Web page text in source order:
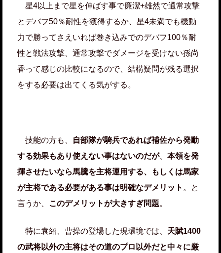
星4以上まで星を伸ばす事で廉潔+雄然で通常攻撃
とデバフ50％耐性を獲得するか、星4未満でも機動
力で勝ってさえいれば巻き込みでのデバフ100％耐
性と戦法攻撃、通常攻撃でダメージを受けない孫尚
香って感じの比較になるので、結構疑問が残る選択
をする必要は出てくる気がする。
技能の方も、
自部隊が騎兵であれば補佐から発動
する効果もあり使えない事はないのだが、 本領を発
揮させたいなら馬騰を主将運用する、もしくは馬家
が主将である必要がある事は明確なデメリット 。と
言うか、 このデメリットが大きすぎ問題。
特に袁紹、曹操の登場した現環境では、 天賦1400
の武将以外の主将はその道のプロ以外だと中々に厳